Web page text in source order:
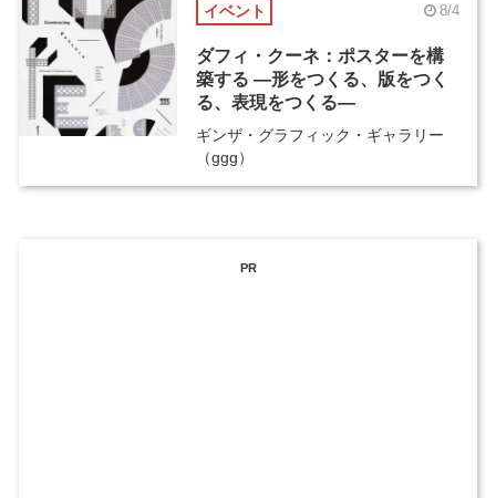
イベント 8/4
ダフィ・クーネ：ポスターを構
築する ―形をつくる、版をつく
る、表現をつくる―
ギンザ・グラフィック・ギャラリー
（ggg）
PR